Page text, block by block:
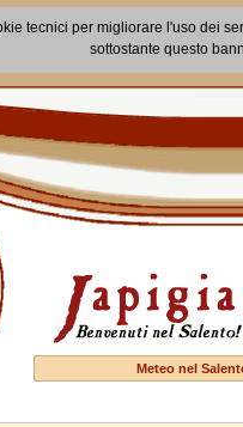
tecnici per migliorare l'uso dei
sottostante questo
Meteo nel